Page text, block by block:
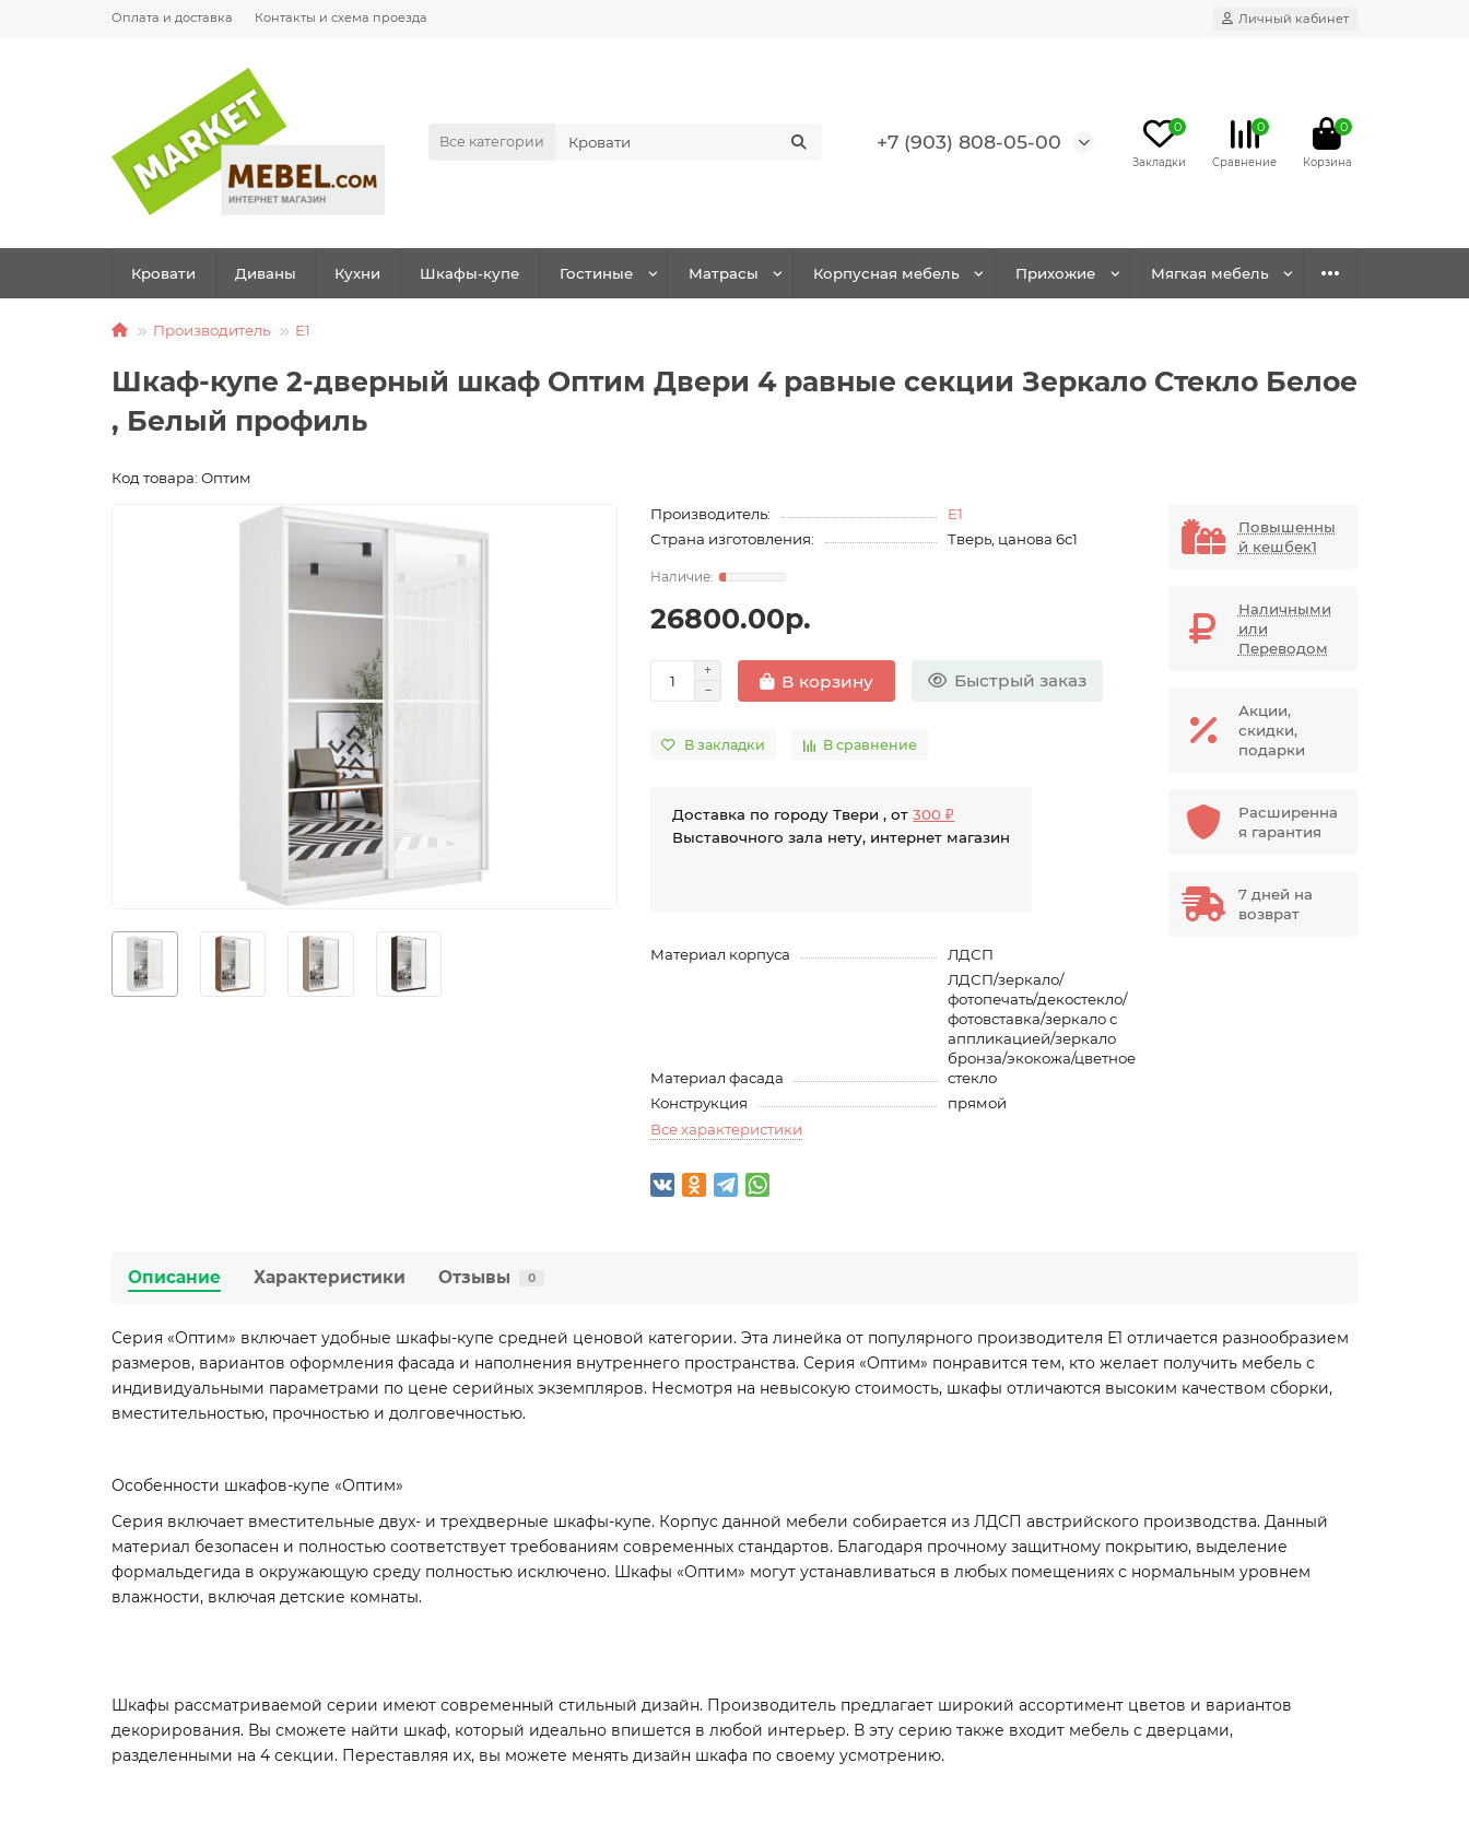
Оплата и доставка Контакты и схема проезда Личный кабинет
Все категории +7 (903) 808-05-00
0 0 0
Кровати Диваны Кухни Шкафы-купе Гостиные Матрасы Корпусная мебель Прихожие Мягкая мебель
Производитель E1
Шкаф-купе 2-дверный шкаф Оптим Двери 4 равные секции Зеркало Стекло Белое
, Белый профиль
Код товара: Оптим
Производитель:
E1
Страна изготовления:
Тверь, цанова 6с1
26800.00р.
В корзину Быстрый заказ
В закладки В сравнение
Доставка по городу Твери , от300 ₽
Выставочного зала нету, интернет магазин
Материал корпуса ЛДСП
Материал фасада
ЛДСП/зеркало/
фотопечать/декостекло/
фотовставка/зеркало с
аппликацией/зеркало
бронза/экокожа/цветное
стекло
Конструкция
прямой
Все характеристики
Повышенны
й кешбек1
Наличными
или
Переводом
Акции,
скидки,
подарки
Расширенна
я гарантия
7 дней на
возврат
Описание Характеристики Отзывы 0
Серия «Оптим» включает удобные шкафы-купе средней ценовой категории. Эта линейка от популярного производителя Е1 отличается разнообразием
размеров, вариантов оформления фасада и наполнения внутреннего пространства. Серия «Оптим» понравится тем, кто желает получить мебель с
индивидуальными параметрами по цене серийных экземпляров. Несмотря на невысокую стоимость, шкафы отличаются высоким качеством сборки,
вместительностью, прочностью и долговечностью.
Особенности шкафов-купе «Оптим»
Серия включает вместительные двух- и трехдверные шкафы-купе. Корпус данной мебели собирается из ЛДСП австрийского производства. Данный
материал безопасен и полностью соответствует требованиям современных стандартов. Благодаря прочному защитному покрытию, выделение
формальдегида в окружающую среду полностью исключено. Шкафы «Оптим» могут устанавливаться в любых помещениях с нормальным уровнем
влажности, включая детские комнаты.
Шкафы рассматриваемой серии имеют современный стильный дизайн. Производитель предлагает широкий ассортимент цветов и вариантов
декорирования. Вы сможете найти шкаф, который идеально впишется в любой интерьер. В эту серию также входит мебель с дверцами,
разделенными на 4 секции. Переставляя их, вы можете менять дизайн шкафа по своему усмотрению.